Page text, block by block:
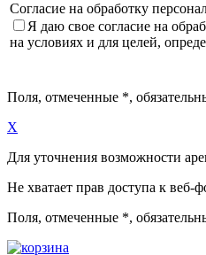
Согласие на обработку
Я даю свое согласие на
на условиях и для целей,
Поля, отмеченные *,
X
Для уточнения возможности
Не хватает прав доступа к веб-
Поля, отмеченные *,